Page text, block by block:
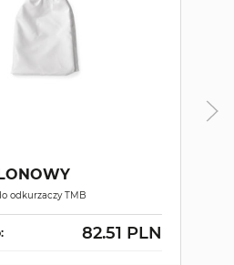
odkurzaczy TMB
82.51 PLN